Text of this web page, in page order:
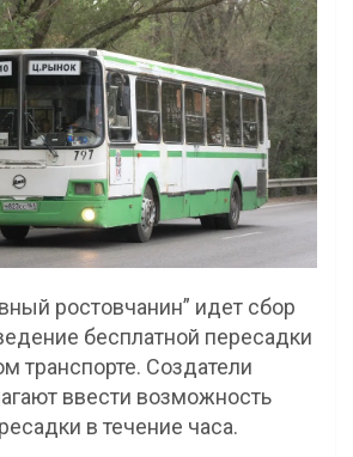
ростовчанин” идет сбор
бесплатной пересадки
транспорте. Создатели
ввести возможность
в течение часа.